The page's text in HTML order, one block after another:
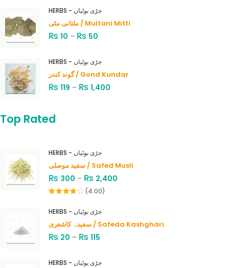
HERBS - جڑی بوٹیاں
ملتانی مٹی / Multani Mitti
₨ 10 – ₨ 50
HERBS - جڑی بوٹیاں
گوند کندر / Gond Kundar
₨ 119 – ₨ 1,400
Top Rated
HERBS - جڑی بوٹیاں
سفید موصلی / Safed Musli
₨ 300 – ₨ 2,400
of 5
(4.00)
HERBS - جڑی بوٹیاں
سفیدہ کاشغری / Safeda Kashghari
₨ 20 – ₨ 115
HERBS - جڑی بوٹیاں